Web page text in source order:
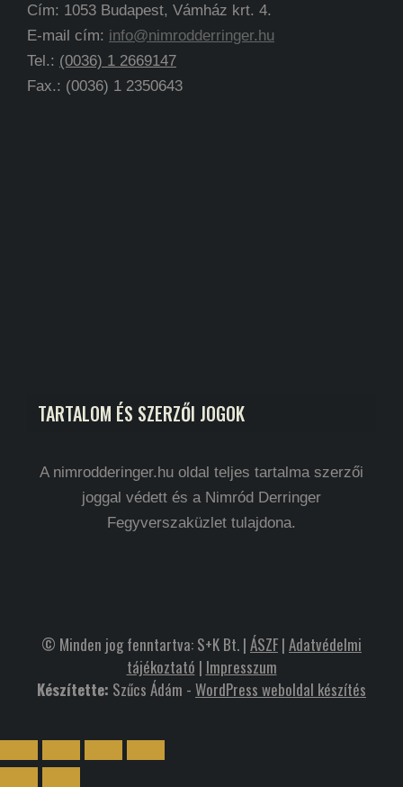
Cím: 1053 Budapest, Vámház krt. 4.
E-mail cím: info@nimrodderringer.hu
Tel.: (0036) 1 2669147
Fax.: (0036) 1 2350643
TARTALOM ÉS SZERZŐI JOGOK
A nimrodderinger.hu oldal teljes tartalma szerzői
joggal védett és a Nimród Derringer
Fegyverszaküzlet tulajdona.
© Minden jog fenntartva: S+K Bt. | ÁSZF| Adatvédelmi
tájékoztató | Impresszum
Készítette: Szűcs Ádám - WordPress weboldal készítés